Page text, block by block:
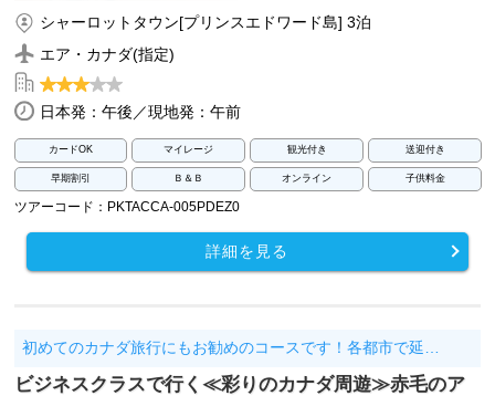
シャーロットタウン[プリンスエドワード島] 3泊
エア・カナダ(指定)
日本発：午後／現地発：午前
カードOK マイレージ 観光付き 送迎付き
早期割引 Ｂ＆Ｂ オンライン 子供料金
ツアーコード：PKTACCA-005PDEZ0
詳細を見る
初めてのカナダ旅行にもお勧めのコースです！各都市で延…
ビジネスクラスで行く≪彩りのカナダ周遊≫赤毛のア